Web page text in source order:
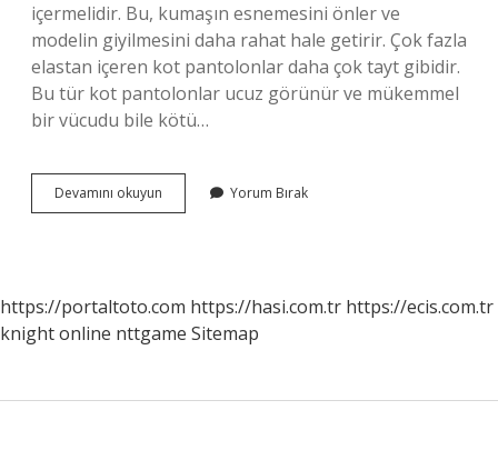
içermelidir. Bu, kumaşın esnemesini önler ve
modelin giyilmesini daha rahat hale getirir. Çok fazla
elastan içeren kot pantolonlar daha çok tayt gibidir.
Bu tür kot pantolonlar ucuz görünür ve mükemmel
bir vücudu bile kötü…
Devamını okuyun
Pantolonda
Yorum Bırak
https://portaltoto.com https://hasi.com.tr https://ecis.com.tr
knight online nttgame Sitemap